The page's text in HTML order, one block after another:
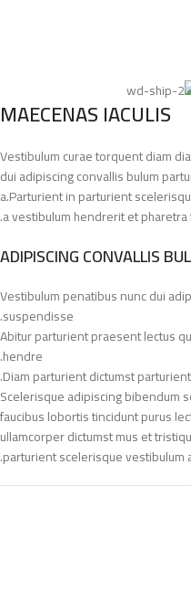
MAECENAS IACULIS
Vestibulum curae torquent diam
dui adipiscing convallis bulum
a.Parturient in parturient
a vestibulum hendrerit et
ADIPISCING CONVALLIS
Vestibulum penatibus nunc dui
suspendisse.
Abitur parturient praesent lectus
hendre.
Diam parturient dictumst
Scelerisque adipiscing bibendum
faucibus lobortis tincidunt purus
ullamcorper dictumst mus et
parturient scelerisque vestibulum